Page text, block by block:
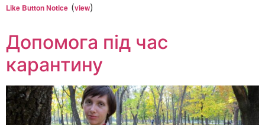
Like Button Notice (view)
Допомога під час
карантину